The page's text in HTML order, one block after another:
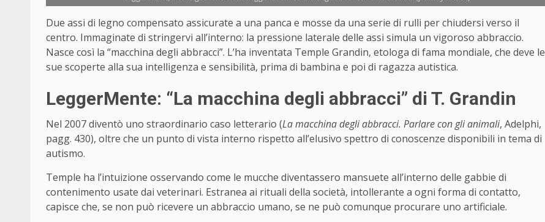
Due assi di legno compensato assicurate a una panca e mosse da una serie di rulli per chiudersi verso il
centro. Immaginate di stringervi all’interno: la pressione laterale delle assi simula un vigoroso abbraccio.
Nasce così la “macchina degli abbracci”. L’ha inventata Temple Grandin, etologa di fama mondiale, che deve le
sue scoperte alla sua intelligenza e sensibilità, prima di bambina e poi di ragazza autistica.
LeggerMente: “La macchina degli abbracci” di T. Grandin
Nel 2007 diventò uno straordinario caso letterario (La macchina degli abbracci. Parlare con gli animali, Adelphi,
pagg. 430), oltre che un punto di vista interno rispetto all’elusivo spettro di conoscenze disponibili in tema di
autismo.
Temple ha l’intuizione osservando come le mucche diventassero mansuete all’interno delle gabbie di
contenimento usate dai veterinari. Estranea ai rituali della società, intollerante a ogni forma di contatto,
capisce che, se non può ricevere un abbraccio umano, se ne può comunque procurare uno artificiale.